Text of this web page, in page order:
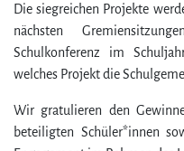
Die siegreichen Projekte
nächsten
Schulkonferenz im
welches Projekt die
Wir gratulieren den
beteiligten Schüler*innen